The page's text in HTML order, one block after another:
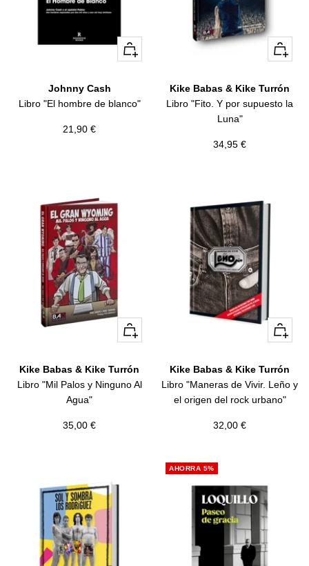
+
Añadir
Johnny Cash
Libro "El hombre de blanco"
Precio
21,90 €
+
Añadir
Kike Babas & Kike Turrón
Libro "Fito. Y por supuesto la
Luna"
Precio
34,95 €
+
Añadir
Kike Babas & Kike Turrón
Libro "Mil Palos y Ninguno Al
Agua"
Precio
35,00 €
+
Añadir
Kike Babas & Kike Turrón
Libro "Maneras de Vivir. Leño y
el origen del rock urbano"
Precio
32,00 €
AHORRA 5%